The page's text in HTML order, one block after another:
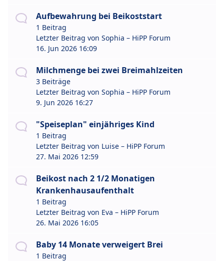
Aufbewahrung bei Beikoststart
1 Beitrag
Letzter Beitrag von Sophia – HiPP Forum
16. Jun 2026 16:09
Milchmenge bei zwei Breimahlzeiten
3 Beiträge
Letzter Beitrag von Sophia – HiPP Forum
9. Jun 2026 16:27
"Speiseplan" einjähriges Kind
1 Beitrag
Letzter Beitrag von Luise – HiPP Forum
27. Mai 2026 12:59
Beikost nach 2 1/2 Monatigen
Krankenhausaufenthalt
1 Beitrag
Letzter Beitrag von Eva – HiPP Forum
26. Mai 2026 16:05
Baby 14 Monate verweigert Brei
1 Beitrag